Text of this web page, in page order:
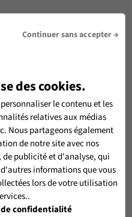
Continuer sans accepter →
des cookies.
le contenu et les
relatives aux médias
Nous partageons également
de notre site avec nos
publicité et d'analyse, qui
informations que vous
lors de votre utilisation
confidentialité
MéO
de recevoir notre
l'utilisation de vos données
de confidentialité